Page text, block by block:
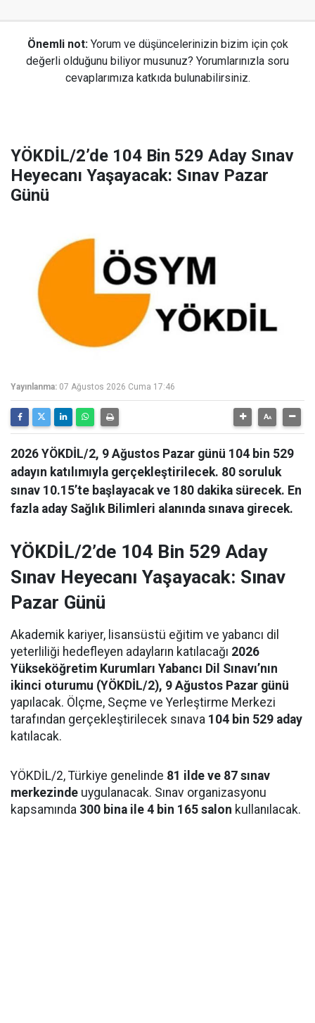
Önemli not: Yorum ve düşüncelerinizin bizim için çok
değerli olduğunu biliyor musunuz? Yorumlarınızla soru
cevaplarımıza katkıda bulunabilirsiniz.
YÖKDİL/2’de 104 Bin 529 Aday Sınav
Heyecanı Yaşayacak: Sınav Pazar
Günü
Yayınlanma: 07 Ağustos 2026 Cuma 17:46
2026 YÖKDİL/2, 9 Ağustos Pazar günü 104 bin 529
adayın katılımıyla gerçekleştirilecek. 80 soruluk
sınav 10.15’te başlayacak ve 180 dakika sürecek. En
fazla aday Sağlık Bilimleri alanında sınava girecek.
YÖKDİL/2’de 104 Bin 529 Aday
Sınav Heyecanı Yaşayacak: Sınav
Pazar Günü
Akademik kariyer, lisansüstü eğitim ve yabancı dil
yeterliliği hedefleyen adayların katılacağı 2026
Yükseköğretim Kurumları Yabancı Dil Sınavı’nın
ikinci oturumu (YÖKDİL/2), 9 Ağustos Pazar günü
yapılacak. Ölçme, Seçme ve Yerleştirme Merkezi
tarafından gerçekleştirilecek sınava 104 bin 529 aday
katılacak.
YÖKDİL/2, Türkiye genelinde 81 ilde ve 87 sınav
merkezinde uygulanacak. Sınav organizasyonu
kapsamında 300 bina ile 4 bin 165 salon kullanılacak.